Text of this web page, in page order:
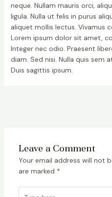
neque. Nullam mauris orci,
ligula. Nulla ut felis in purus
aliquet mollis lectus. Vivamus
Lorem ipsum dolor sit amet,
Integer nec odio. Praesent
diam. Sed nisi. Nulla quis sem
Duis sagittis ipsum.
Leave a Comment
Your email address will not
are marked *